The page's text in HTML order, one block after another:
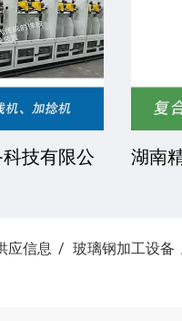
技有限公
湖南
应信息 玻璃钢加工设备